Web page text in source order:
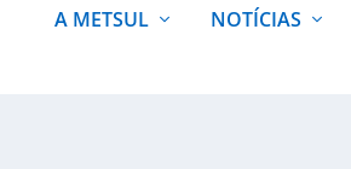
A METSUL NOTÍCIAS